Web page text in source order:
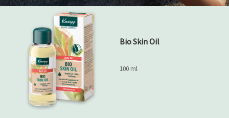
Bio Skin Oil
100 ml